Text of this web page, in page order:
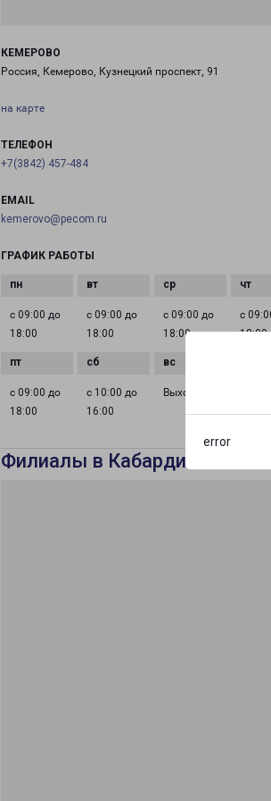
error
КЕМЕРОВО
Россия, Кемерово, Кузнецкий проспект, 91
на карте
ТЕЛЕФОН
+7(3842) 457-484
EMAIL
kemerovo@pecom.ru
ГРАФИК РАБОТЫ
с 09:00 до
18:00
с 09:00 до
18:00
с 09:00 до
18:00
с
18:00
с 09:00 до
18:00
с 10:00 до
16:00
Выходной
Филиалы в Кабардино-